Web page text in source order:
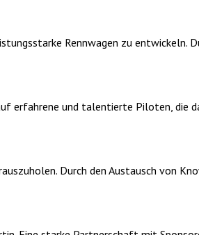
Rennwagen zu entwickeln.
und talentierte Piloten, die
Durch den Austausch von